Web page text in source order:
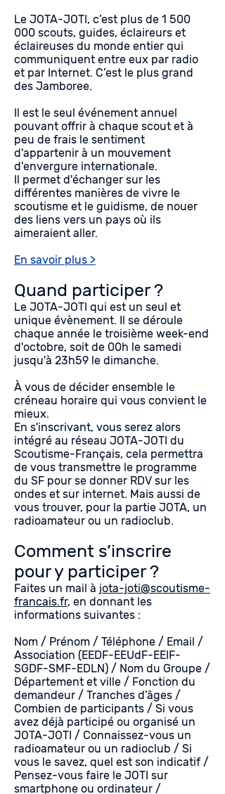
Le JOTA-JOTI, c’est plus de 1 500
000 scouts, guides, éclaireurs et
éclaireuses du monde entier qui
communiquent entre eux par radio
et par Internet. C’est le plus grand
des Jamboree.
Il est le seul événement annuel
pouvant offrir à chaque scout et à
peu de frais le sentiment
d'appartenir à un mouvement
d'envergure internationale.
Il permet d'échanger sur les
différentes manières de vivre le
scoutisme et le guidisme, de nouer
des liens vers un pays où ils
aimeraient aller.
En savoir plus >
Quand participer ?
Le JOTA-JOTI qui est un seul et
unique évènement. Il se déroule
chaque année le troisième week-end
d'octobre, soit de 00h le samedi
jusqu'à 23h59 le dimanche.
À vous de décider ensemble le
créneau horaire qui vous convient le
mieux.
En s'inscrivant, vous serez alors
intégré au réseau JOTA-JOTI du
Scoutisme-Français, cela permettra
de vous transmettre le programme
du SF pour se donner RDV sur les
ondes et sur internet. Mais aussi de
vous trouver, pour la partie JOTA, un
radioamateur ou un radioclub.
Comment s’inscrire
pour y participer ?
Faites un mail à jota-joti@scoutisme-
francais.fr, en donnant les
informations suivantes :
Nom / Prénom / Téléphone / Email /
Association (EEDF-EEUdF-EEIF-
SGDF-SMF-EDLN) / Nom du Groupe /
Département et ville / Fonction du
demandeur / Tranches d’âges /
Combien de participants / Si vous
avez déjà participé ou organisé un
JOTA-JOTI / Connaissez-vous un
radioamateur ou un radioclub / Si
vous le savez, quel est son indicatif /
Pensez-vous faire le JOTI sur
smartphone ou ordinateur /